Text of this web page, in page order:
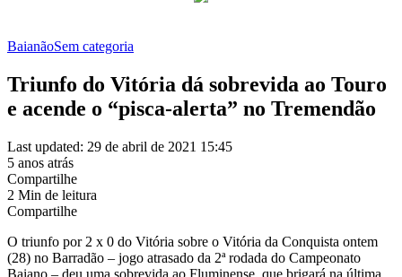
BaianãoSem categoria
Triunfo do Vitória dá sobrevida ao Touro
e acende o “pisca-alerta” no Tremendão
Last updated: 29 de abril de 2021 15:45
5 anos atrás
Compartilhe
2 Min de leitura
Compartilhe
O triunfo por 2 x 0 do Vitória sobre o Vitória da Conquista ontem
(28) no Barradão – jogo atrasado da 2ª rodada do Campeonato
Baiano – deu uma sobrevida ao Fluminense, que brigará na última